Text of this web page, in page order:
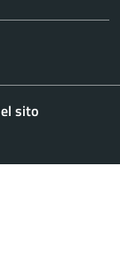
sito